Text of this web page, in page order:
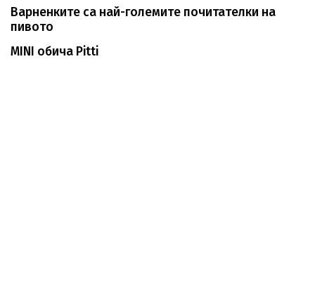
Варненките са най-големите почитателки на
пивото
MINI обича Pitti